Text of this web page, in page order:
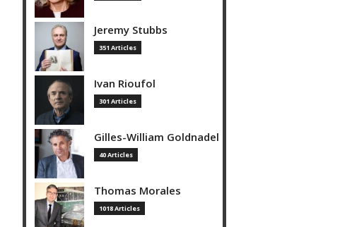
Jeremy Stubbs
351 Articles
Ivan Rioufol
301 Articles
Gilles-William Goldnadel
40 Articles
Thomas Morales
1018 Articles